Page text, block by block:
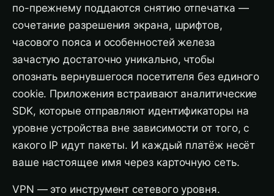
по-прежнему поддаются снятию отпечатка —
сочетание разрешения экрана, шрифтов,
часового пояса и особенностей железа
зачастую достаточно уникально, чтобы
опознать вернувшегося посетителя без единого
cookie. Приложения встраивают аналитические
SDK, которые отправляют идентификаторы на
уровне устройства вне зависимости от того, с
какого IP идут пакеты. И каждый платёж несёт
ваше настоящее имя через карточную сеть.
VPN — это инструмент сетевого уровня.